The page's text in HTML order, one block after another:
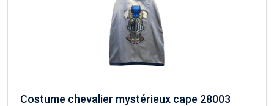
Costume chevalier mystérieux cape 28003